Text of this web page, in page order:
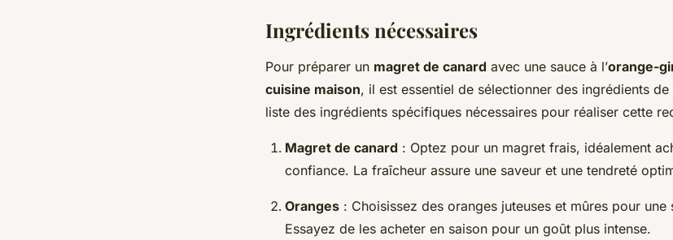
Ingrédients nécessaires
Pour préparer un magret de canard avec une sauce à l’orange-
cuisine maison, il est essentiel de sélectionner des ingrédients
liste des ingrédients spécifiques nécessaires pour réaliser cette
Magret de canard : Optez pour un magret frais, idéalement
confiance. La fraîcheur assure une saveur et une tendreté
Oranges : Choisissez des oranges juteuses et mûres pour
Essayez de les acheter en saison pour un goût plus intense.